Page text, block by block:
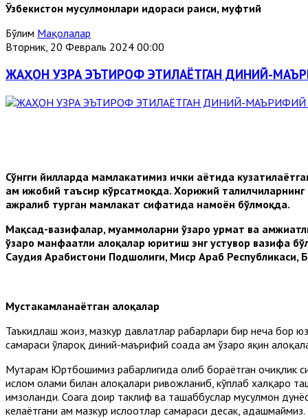
Ўзбекистон мусулмонлари идораси раиси, муфтий
Бўлим Мақолалар
Вторник, 20 Февраль 2024 00:00
ЖАҲОН УЗРА ЭЪТИРОФ ЭТИЛАЁТГАН ДИНИЙ-
Сўнгги йилларда мамлакатимиз ички ҳаётида
ҳам ижобий таъсир кўрсатмоқда. Хорижий
ажралиб турган мамлакат сифатида намоён бўлмоқда.
Мақсад-вазифалар, муаммоларни ўзаро ҳурмат ва
ўзаро манфаатли алоқалар юритиш энг устувор вазифа
Саудия Арабистони Подшоҳлиги, Миср Араб
Мустаҳкамланаётган алоқалар
Таъкидлаш жоиз, мазкур давлатлар раҳбарлари бир неча бор
самараси ўлароқ диний-маърифий соҳада ҳам ўзаро яқин
Муҳтарам Юртбошимиз раҳбарлигида олиб бораётган очиқлик
ислом олами билан алоқалари ривожланиб, кўплаб халқаро
имзоланди. Соҳага доир таклиф ва ташаббуслар мусулмон
келаётгани ҳам мазкур ислоҳотлар самараси десак, адашмаймиз.